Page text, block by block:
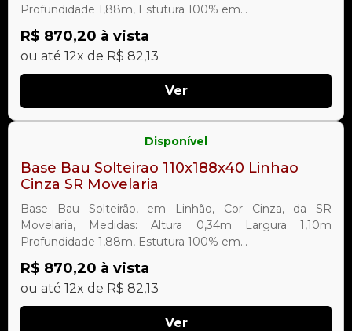
Profundidade 1,88m, Estutura 100% em...
R$ 870,20 à vista
ou até 12x de R$ 82,13
Ver
Disponível
Base Bau Solteirao 110x188x40 Linhao
Cinza SR Movelaria
Base Bau Solteirão, em Linhão, Cor Cinza, da SR
Movelaria, Medidas: Altura 0,34m Largura 1,10m
Profundidade 1,88m, Estutura 100% em...
R$ 870,20 à vista
ou até 12x de R$ 82,13
Ver